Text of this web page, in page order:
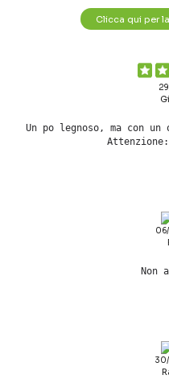
Clicca qui per
Un po legnoso, ma con
Non